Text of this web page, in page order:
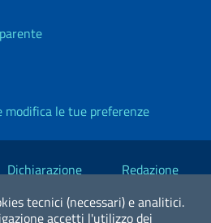
tecnici (necessari) e analitici.
accetti l'utilizzo dei
le tue preferenze
Dichiarazione
Redazione